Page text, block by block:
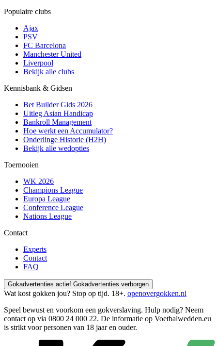
Populaire clubs
Ajax
PSV
FC Barcelona
Manchester United
Liverpool
Bekijk alle clubs
Kennisbank & Gidsen
Bet Builder Gids 2026
Uitleg Asian Handicap
Bankroll Management
Hoe werkt een Accumulator?
Onderlinge Historie (H2H)
Bekijk alle wedopties
Toernooien
WK 2026
Champions League
Europa League
Conference League
Nations League
Contact
Experts
Contact
FAQ
Gokadvertenties actief Gokadvertenties verborgen
Wat kost gokken jou? Stop op tijd. 18+. openovergokken.nl
Speel bewust en voorkom een gokverslaving. Hulp nodig? Neem
contact op via 0800 24 000 22. De informatie op Voetbalwedden.eu
is strikt voor personen van 18 jaar en ouder.